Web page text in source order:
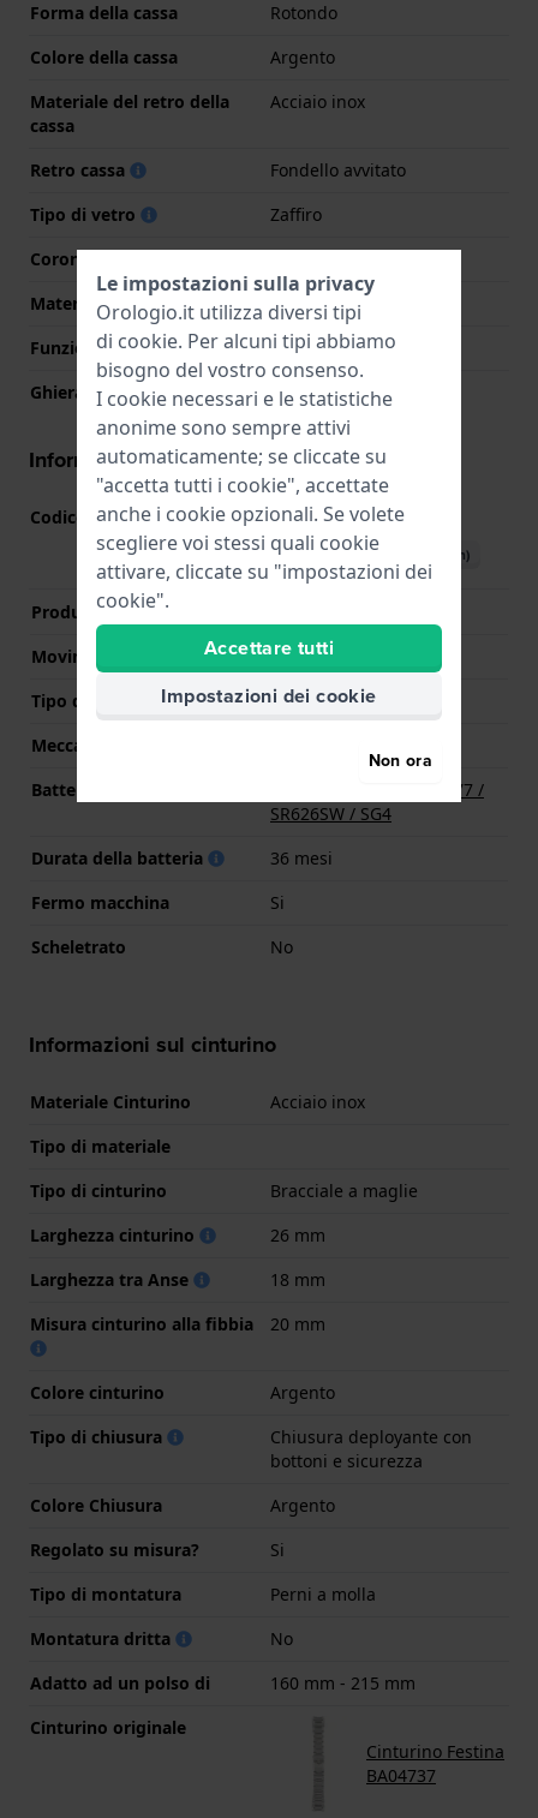
Forma della cassa
Rotondo
Colore della cassa
Argento
Materiale del retro della
cassa
Acciaio inox
Retro cassa
Fondello avvitato
Tipo di vetro
Zaffiro
Corona
Materiale della ghiera
Acciaio inox
Funzione della ghiera
Immersione
Ghiera rotante
Uni-direzionale
Informazioni del movimento
Codice Movimento 2115( Vedi specifiche
Scarica il manuale (English)
Produttore Movimento
Movimento svizzero
No
Tipo di display
Analogico
Meccanismo
Batteria
Batteria Renata R377 377 /
SR626SW / SG4
Durata della batteria
36 mesi
Fermo macchina
Si
Scheletrato
No
Informazioni sul cinturino
Materiale Cinturino
Acciaio inox
Tipo di materiale
Tipo di cinturino
Bracciale a maglie
Larghezza cinturino
26 mm
Larghezza tra Anse
18 mm
Misura cinturino alla fibbia
20 mm
Colore cinturino
Argento
Tipo di chiusura
Chiusura deployante con
bottoni e sicurezza
Colore Chiusura
Argento
Regolato su misura?
Si
Tipo di montatura
Perni a molla
Montatura dritta
No
Adatto ad un polso di
160 mm - 215 mm
Cinturino originale
Cinturino Festina
BA04737
Le impostazioni sulla privacy
Orologio.it utilizza diversi tipi
di cookie. Per alcuni tipi abbiamo
bisogno del vostro consenso.
I cookie necessari e le statistiche
anonime sono sempre attivi
automaticamente; se cliccate su
"accetta tutti i cookie", accettate
anche i cookie opzionali. Se volete
scegliere voi stessi quali cookie
attivare, cliccate su "impostazioni dei
cookie".
Accettare tutti
Impostazioni dei cookie
Non ora